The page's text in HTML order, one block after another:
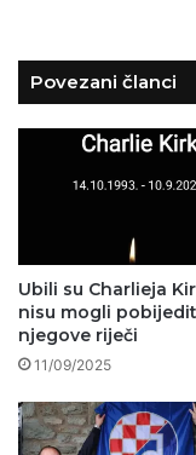
Povezani članci
Ubili su Charlieja
nisu mogli
njegove riječi
11/09/2025